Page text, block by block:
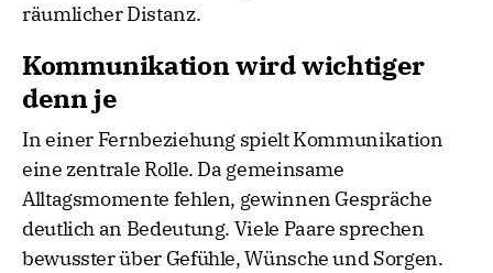
räumlicher Distanz.
Kommunikation wird wichtiger
denn je
In einer Fernbeziehung spielt Kommunikation
eine zentrale Rolle. Da gemeinsame
Alltagsmomente fehlen, gewinnen Gespräche
deutlich an Bedeutung. Viele Paare sprechen
bewusster über Gefühle, Wünsche und Sorgen.